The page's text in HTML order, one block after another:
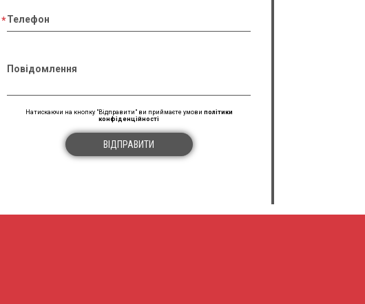
Телефон
Повідомлення
Натискаючи на кнопку "Відправити" ви приймаєте умови політики
конфіденційності
ВІДПРАВИТИ